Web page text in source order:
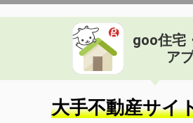
goo住宅
ア
大手不動産サイ